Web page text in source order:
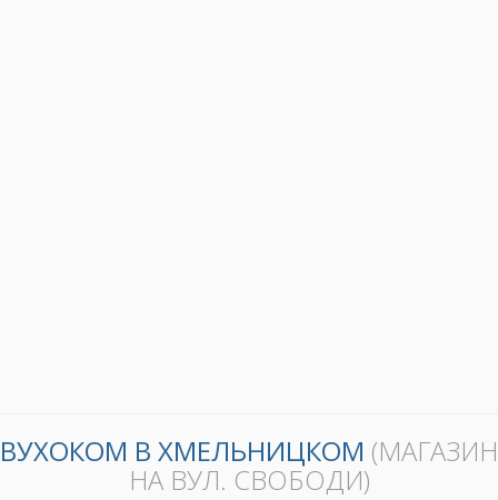
ВУХОКОМ В ХМЕЛЬНИЦКОМ (МАГАЗИН
НА ВУЛ. СВОБОДИ)